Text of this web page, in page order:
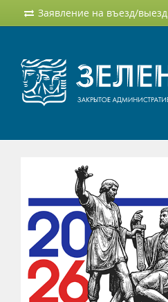
Заявление на въезд/выезд